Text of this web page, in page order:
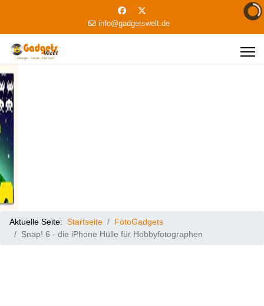
info@gadgetswelt.de
Aktuelle Seite: Startseite
FotoGadgets
Snap! 6 - die iPhone Hülle für Hobbyfotographen